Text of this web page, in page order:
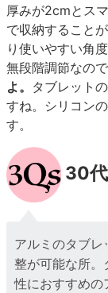
厚みが2cmとス
で収納すること
り使いやすい角
無段階調節なので
よ。 タブレット
すね。シリコン
す。
30
アルミのタブ
整が可能な所
性におすすめの